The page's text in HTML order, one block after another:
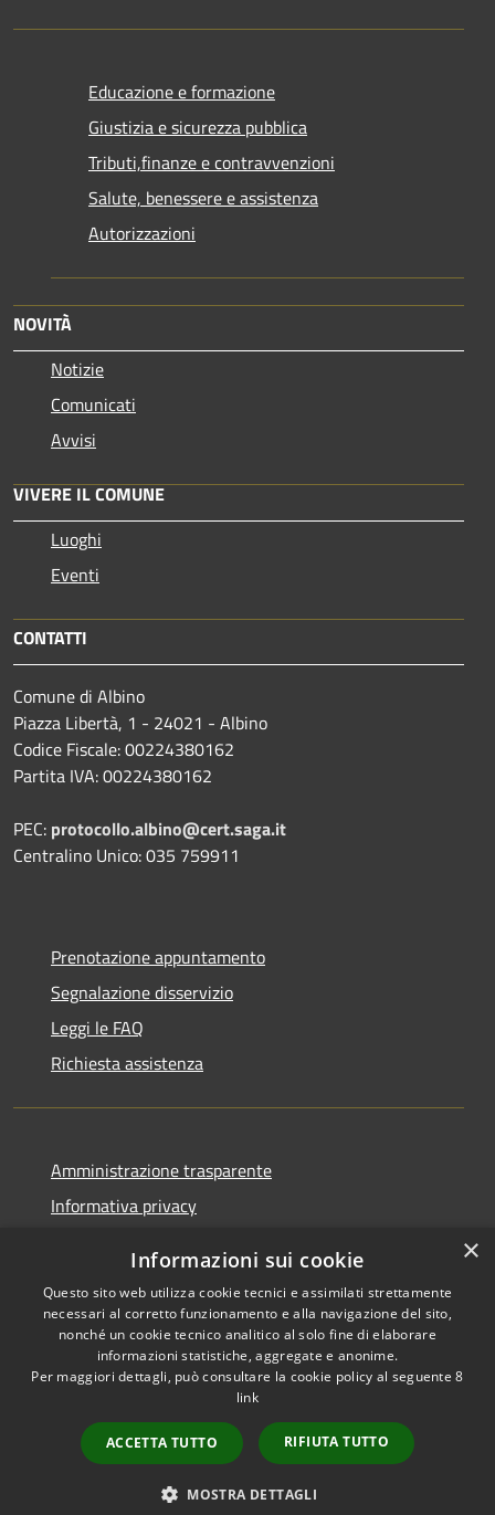
Educazione e formazione
Giustizia e sicurezza pubblica
Tributi,finanze e contravvenzioni
Salute, benessere e assistenza
Autorizzazioni
NOVITÀ
Notizie
Comunicati
Avvisi
VIVERE IL COMUNE
Luoghi
Eventi
CONTATTI
Comune di Albino
Piazza Libertà, 1 - 24021 - Albino
Codice Fiscale: 00224380162
Partita IVA: 00224380162
PEC: protocollo.albino@cert.saga.it
Centralino Unico: 035 759911
Prenotazione appuntamento
Segnalazione disservizio
Leggi le FAQ
Richiesta assistenza
Amministrazione trasparente
Informativa privacy
Dichiarazione di accessibilità
RSS
Copyright © 2026 • Comune di
Municipium•
Accesso
redazione
×
Informazioni sui cookie
Questo sito web utilizza cookie tecnici e assimilati strettamente
necessari al corretto funzionamento e alla navigazione del sito,
nonché un cookie tecnico analitico al solo fine di elaborare
informazioni statistiche, aggregate e anonime.
Per maggiori dettagli, può consultare la cookie policy al seguente8
link
ACCETTA TUTTO RIFIUTA TUTTO
MOSTRA DETTAGLI